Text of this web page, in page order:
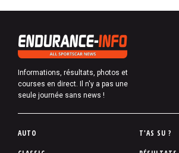
Informations, résultats, photos et
courses en direct. Il n'y a pas une
seule journée sans news !
P
AUTO
T'AS SU ?